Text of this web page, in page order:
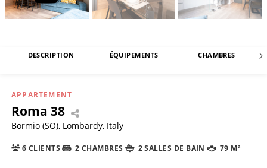
DESCRIPTION ÉQUIPEMENTS CHAMBRES
APPARTEMENT
Roma 38
Bormio (SO), Lombardy, Italy
6 CLIENTS 2 CHAMBRES 2 SALLES DE BAIN 79 M²